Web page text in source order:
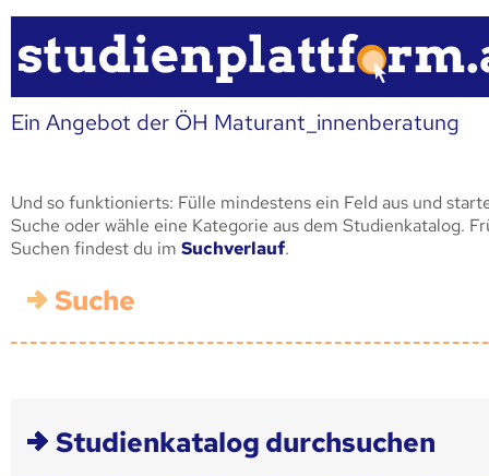
Ein Angebot der ÖH Maturant_innenberatung
Und so funktionierts: Fülle mindestens ein Feld aus und
Suche oder wähle eine Kategorie aus dem Studienkatalog.
Suchen findest du im Suchverlauf.
Suche
Studienkatalog durchsuchen